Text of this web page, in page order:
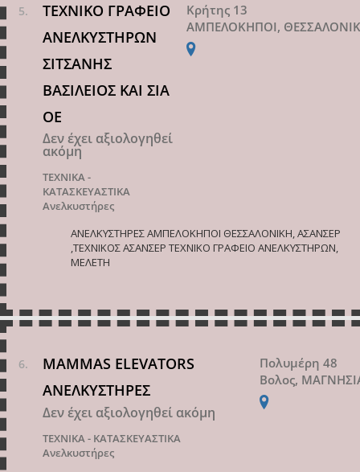
ΤΕΧΝΙΚΟ ΓΡΑΦΕΙΟ
ΑΝΕΛΚΥΣΤΗΡΩΝ
ΣΙΤΣΑΝΗΣ
ΒΑΣΙΛΕΙΟΣ ΚΑΙ ΣΙΑ
ΟΕ
Δεν έχει αξιολογηθεί
ακόμη
ΤΕΧΝΙΚΑ -
ΚΑΤΑΣΚΕΥΑΣΤΙΚΑ
Ανελκυστήρες
Κρήτης 13
ΑΜΠΕΛΟΚΗΠΟΙ,
ΑΝΕΛΚΥΣΤΗΡΕΣ ΑΜΠΕΛΟΚΗΠΟΙ ΘΕΣΣΑΛΟΝΙΚΗ, ΑΣΑΝΣΕΡ
,ΤΕΧΝΙΚΟΣ ΑΣΑΝΣΕΡ ΤΕΧΝΙΚΟ ΓΡΑΦΕΙΟ ΑΝΕΛΚΥΣΤΗΡΩΝ,
ΜΕΛΕΤΗ
MAMMAS ELEVATORS
ΑΝΕΛΚΥΣΤΗΡΕΣ
Δεν έχει αξιολογηθεί ακόμη
ΤΕΧΝΙΚΑ - ΚΑΤΑΣΚΕΥΑΣΤΙΚΑ
Ανελκυστήρες
Πολυμέρη 48
Βολος,